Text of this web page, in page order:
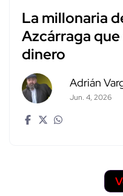
La millonaria
Azcárraga
dinero
Adrián
Jun. 4, 2026